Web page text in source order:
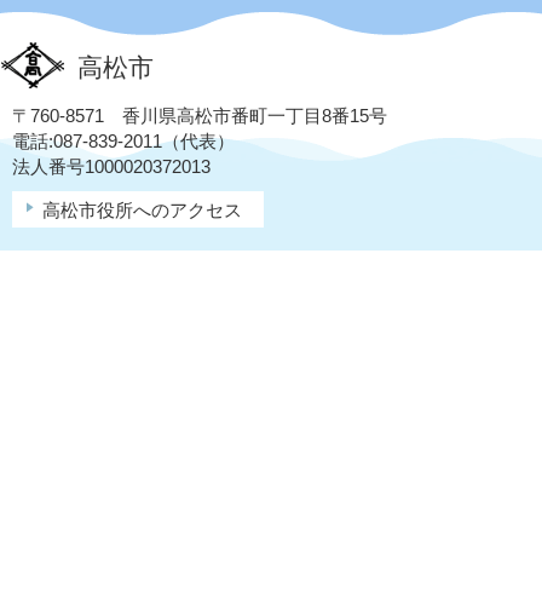
高松市
〒760-8571 香川県高松市番町一丁目8番15号
電話:087-839-2011（代表）
法人番号1000020372013
高松市役所へのアクセス